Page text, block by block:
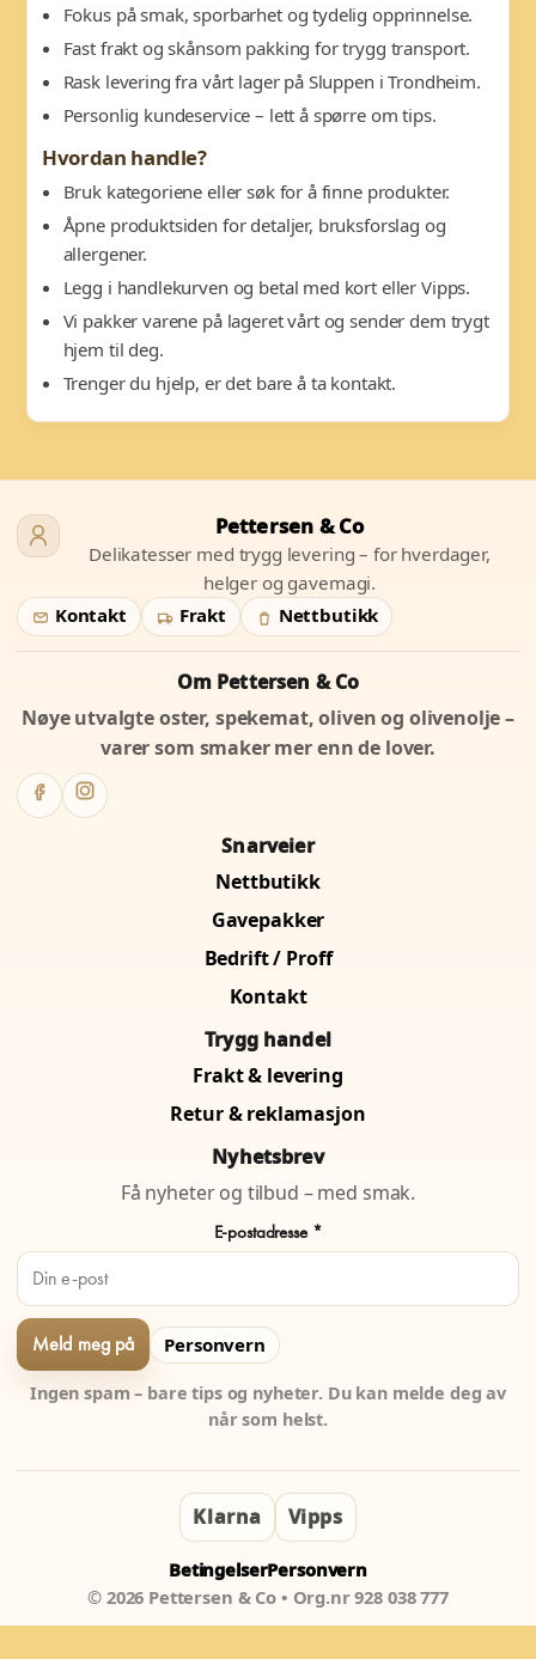
Fokus på smak, sporbarhet og tydelig opprinnelse.
Fast frakt og skånsom pakking for trygg transport.
Rask levering fra vårt lager på Sluppen i Trondheim.
Personlig kundeservice – lett å spørre om tips.
Hvordan handle?
Bruk kategoriene eller søk for å finne produkter.
Åpne produktsiden for detaljer, bruksforslag og
allergener.
Legg i handlekurven og betal med kort eller Vipps.
Vi pakker varene på lageret vårt og sender dem trygt
hjem til deg.
Trenger du hjelp, er det bare å ta kontakt.
Pettersen & Co
Delikatesser med trygg levering – for hverdager,
helger og gavemagi.
Kontakt
Frakt Nettbutikk
Om Pettersen & Co
Nøye utvalgte oster, spekemat, oliven og olivenolje –
varer som smaker mer enn de lover.
Snarveier
Nettbutikk
Gavepakker
Bedrift / Proff
Kontakt
Trygg handel
Frakt & levering
Retur & reklamasjon
Nyhetsbrev
Få nyheter og tilbud – med smak.
E-postadresse *
Personvern
Ingen spam – bare tips og nyheter. Du kan melde deg av
når som helst.
Klarna Vipps
BetingelserPersonvern
© 2026 Pettersen & Co • Org.nr 928 038 777